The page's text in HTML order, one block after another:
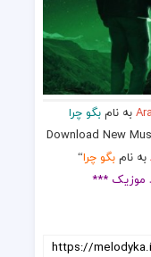
به نامبگو چرا
Download New
به نامبگو چرا“
موزیک ***